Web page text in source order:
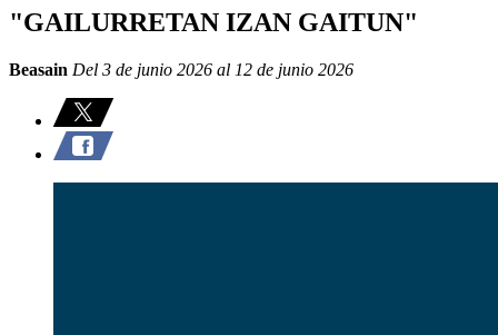
"GAILURRETAN IZAN GAITUN"
Beasain Del 3 de junio 2026 al 12 de junio 2026